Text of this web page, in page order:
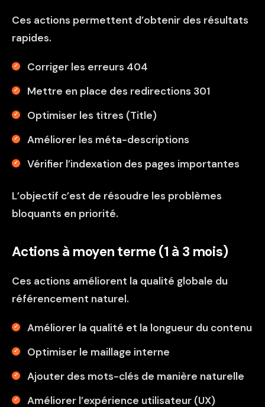
Ces actions permettent d’obtenir des résultats
rapides.
Corriger les erreurs 404
Mettre en place des redirections 301
Optimiser les titres (Title)
Améliorer les méta-descriptions
Vérifier l’indexation des pages importantes
L’objectif c’est de résoudre les problèmes
bloquants en priorité.
Actions à moyen terme (1 à 3 mois)
Ces actions améliorent la qualité globale du
référencement naturel.
Améliorer la qualité et la longueur du contenu
Optimiser le maillage interne
Ajouter des mots-clés de manière naturelle
Améliorer l’expérience utilisateur (UX)